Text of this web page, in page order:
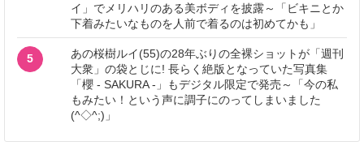
イ」でメリハリのある美ボディを披露～「ビキニとか
下着みたいなものを人前で着るのは初めてかも」
5
あの桜樹ルイ(55)の28年ぶりの全裸ショットが「週刊
大衆」の袋とじに! 長らく絶版となっていた写真集
「櫻 - SAKURA -」もデジタル限定で発売～「今の私
もみたい！という声に調子にのってしまいました
(^◇^;)」